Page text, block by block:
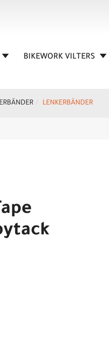
BIKEWORK VILTERS
LENKERBÄNDER